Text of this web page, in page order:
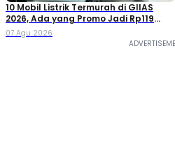
10 Mobil Listrik Termurah di GIIAS
2026, Ada yang Promo Jadi Rp119
Jutaan!
07 Agu 2026